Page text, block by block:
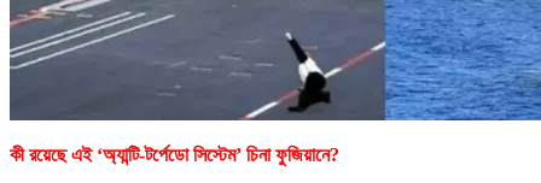
কী রয়েছে এই ‘অ্যান্টি-টর্পেডো সিস্টেম’ চিনা ফুজিয়ানে?